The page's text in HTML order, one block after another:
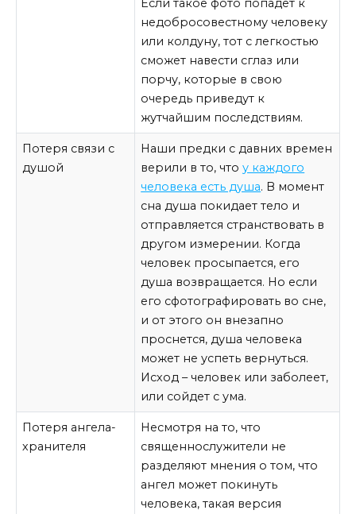
Если такое фото попадет к
недобросовестному человеку
или колдуну, тот с легкостью
сможет навести сглаз или
порчу, которые в свою
очередь приведут к
жутчайшим последствиям.
Потеря связи с
душой
Наши предки с давних времен
верили в то, чтоу каждого
человека есть душа. В момент
сна душа покидает тело и
отправляется странствовать в
другом измерении. Когда
человек просыпается, его
душа возвращается. Но если
его сфотографировать во сне,
и от этого он внезапно
проснется, душа человека
может не успеть вернуться.
Исход – человек или заболеет,
или сойдет с ума.
Потеря ангела-
хранителя
Несмотря на то, что
священнослужители не
разделяют мнения о том, что
ангел может покинуть
человека, такая версия